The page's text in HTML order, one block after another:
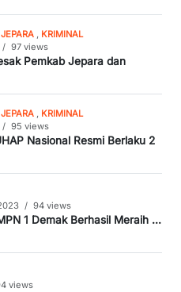
, KRIMINAL
/ 97 views
Pemkab Jepara dan
, KRIMINAL
/ 95 views
Nasional Resmi Berlaku 2
/ 94 views
1 Demak Berhasil Meraih ...
views